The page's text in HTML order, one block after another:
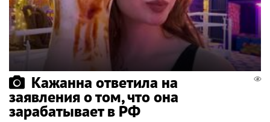
Кажанна ответила на
заявления о том, что она
зарабатывает в РФ